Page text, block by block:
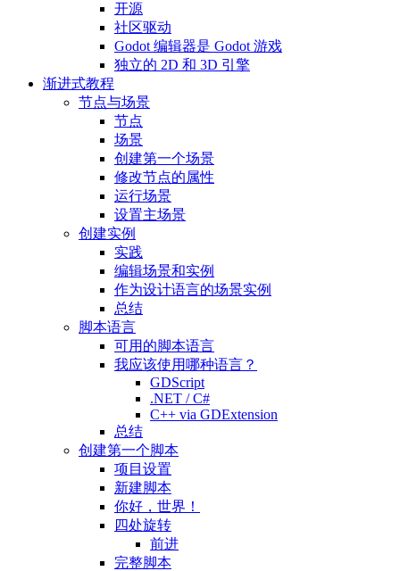
开源
社区驱动
Godot 编辑器是 Godot 游戏
独立的 2D 和 3D 引擎
渐进式教程
节点与场景
节点
场景
创建第一个场景
修改节点的属性
运行场景
设置主场景
创建实例
实践
编辑场景和实例
作为设计语言的场景实例
总结
脚本语言
可用的脚本语言
我应该使用哪种语言？
GDScript
.NET / C#
C++ via GDExtension
总结
创建第一个脚本
项目设置
新建脚本
你好，世界！
四处旋转
前进
完整脚本